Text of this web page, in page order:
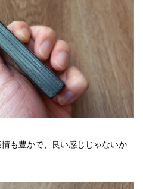
も豊かで、良い感じじゃないか